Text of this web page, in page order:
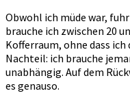
Obwohl ich müde war,
brauche ich zwischen 20
Kofferraum, ohne dass ich
Nachteil: ich brauche
unabhängig. Auf dem
es genauso.